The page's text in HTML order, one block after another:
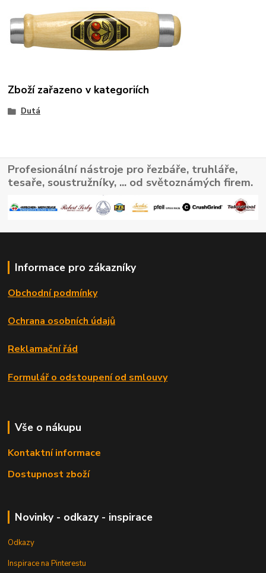
Zboží zařazeno v kategoriích
Dutá
Profesionální nástroje pro řezbáře, truhláře,
tesaře, soustružníky, ... od světoznámých firem.
Informace pro zákazníky
Obchodní podmínky
Ochrana osobních údajů
Reklamační řád
Formulář o odstoupení od smlouvy
Vše o nákupu
Kontaktní informace
Dostupnost zboží
Novinky - odkazy - inspirace
Odkazy
Inspirace na Pinterestu